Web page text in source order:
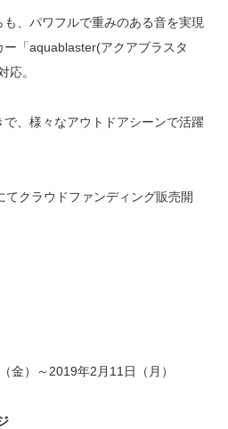
、パワフルで重みのある音を実現
ー「aquablaster(アクアブラスタ
応。
、様々なアウトドアシーンで活躍
てクラウドファンディング販売開
金）～ 2019年2 月 11 日（月）